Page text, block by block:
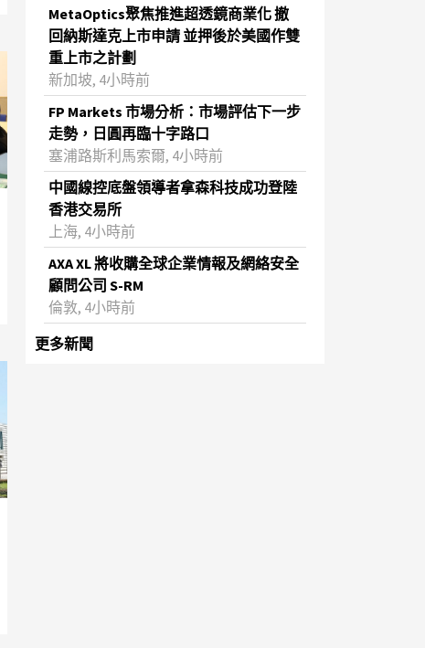
MetaOptics聚焦推進超透鏡商業化 撤
回納斯達克上市申請 並押後於美國作雙
重上市之計劃
新加坡, 4小時前
FP Markets 市場分析：市場評估下一步
走勢，日圓再臨十字路口
塞浦路斯利馬索爾, 4小時前
中國線控底盤領導者拿森科技成功登陸
香港交易所
上海, 4小時前
AXA XL 將收購全球企業情報及網絡安全
顧問公司 S-RM
倫敦, 4小時前
更多新聞